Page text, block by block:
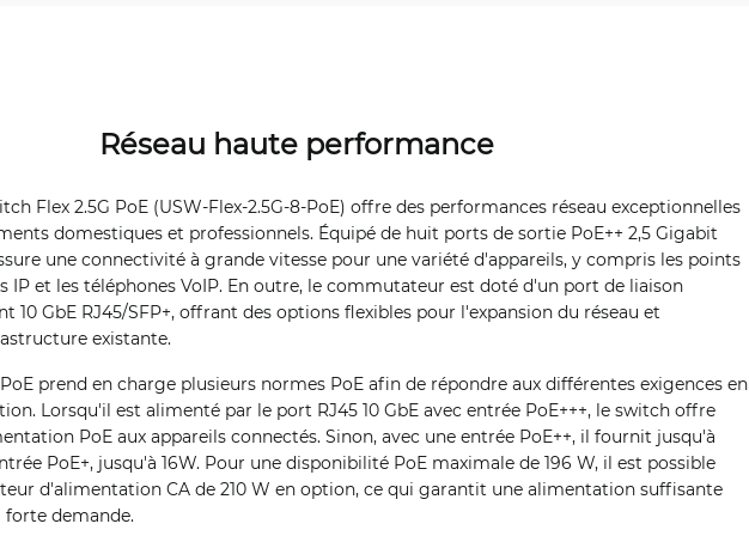
Réseau haute performance
Flex 2.5G PoE (USW-Flex-2.5G-8-PoE) offre des performances réseau exceptionnelles
domestiques et professionnels. Équipé de huit ports de sortie PoE++ 2,5 Gigabit
une connectivité à grande vitesse pour une variété d'appareils, y compris les points
IP et les téléphones VoIP. En outre, le commutateur est doté d'un port de liaison
10 GbE RJ45/SFP+, offrant des options flexibles pour l'expansion du réseau et
existante.
PoE prend en charge plusieurs normes PoE afin de répondre aux différentes exigences en
Lorsqu'il est alimenté par le port RJ45 10 GbE avec entrée PoE+++, le switch offre
PoE aux appareils connectés. Sinon, avec une entrée PoE++, il fournit jusqu'à
PoE+, jusqu'à 16W. Pour une disponibilité PoE maximale de 196 W, il est possible
d'alimentation CA de 210 W en option, ce qui garantit une alimentation suffisante
forte demande.